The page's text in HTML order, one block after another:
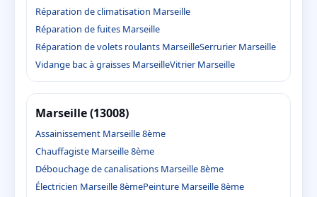
Réparation de climatisation Marseille
Réparation de fuites Marseille
Réparation de volets roulants MarseilleSerrurier Marseille
Vidange bac à graisses MarseilleVitrier Marseille
Marseille (13008)
Assainissement Marseille 8ème
Chauffagiste Marseille 8ème
Débouchage de canalisations Marseille 8ème
Électricien Marseille 8èmePeinture Marseille 8ème